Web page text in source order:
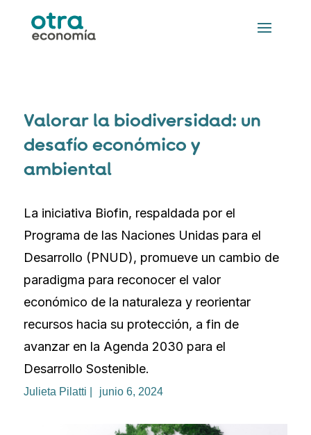
Valorar la biodiversidad: un
desafío económico y
ambiental
La iniciativa Biofin, respaldada por el
Programa de las Naciones Unidas para el
Desarrollo (PNUD), promueve un cambio de
paradigma para reconocer el valor
económico de la naturaleza y reorientar
recursos hacia su protección, a fin de
avanzar en la Agenda 2030 para el
Desarrollo Sostenible.
Julieta Pilatti | junio 6, 2024